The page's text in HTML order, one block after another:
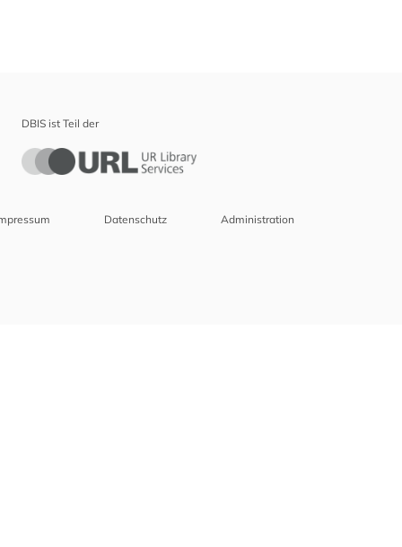
DBIS ist Teil der
Datenschutz Administration